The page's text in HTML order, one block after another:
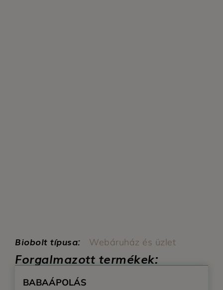
Biobolt típusa: Webáruház és üzlet
Forgalmazott termékek:
BABAÁPOLÁS